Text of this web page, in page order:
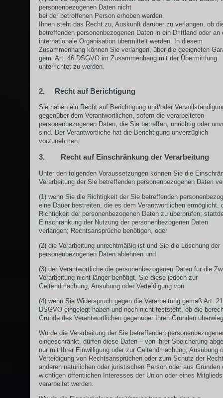
personenbezogenen Daten nicht
bei der betroffenen Person erhoben werden.
Ihnen steht das Recht zu, Auskunft darüber zu verlangen, ob
betreffenden personenbezogenen Daten in ein Drittland oder an
internationale Organisation übermittelt werden. In diesem
Zusammenhang können Sie verlangen, über die geeigneten
gem. Art. 46 DSGVO im Zusammenhang mit der Übermittlung
unterrichtet zu werden.
2. Recht auf Berichtigung
Sie haben ein Recht auf Berichtigung und/oder
gegenüber dem Verantwortlichen, sofern die verarbeiteten
personenbezogenen Daten, die Sie betreffen, unrichtig oder
sind. Der Verantwortliche hat die Berichtigung unverzüglich
vorzunehmen.
3. Recht auf Einschränkung der Verarbeitung
Unter den folgenden Voraussetzungen können Sie die
Verarbeitung der Sie betreffenden personenbezogenen Daten
(1) wenn Sie die Richtigkeit der Sie betreffenden
eine Dauer bestreiten, die es dem Verantwortlichen ermöglicht,
Richtigkeit der personenbezogenen Daten zu überprüfen;
Einschränkung der Nutzung der personenbezogenen Daten
verlangen; Rechtsansprüche benötigen, oder
(2) die Verarbeitung unrechtmäßig ist und Sie die Löschung der
personenbezogenen Daten ablehnen und
(3) der Verantwortliche die personenbezogenen Daten für die
Verarbeitung nicht länger benötigt, Sie diese jedoch zur
Geltendmachung, Ausübung oder Verteidigung von
(4) wenn Sie Widerspruch gegen die Verarbeitung gemäß Art.
DSGVO eingelegt haben und noch nicht feststeht, ob die
Gründe des Verantwortlichen gegenüber Ihren Gründen
Wurde die Verarbeitung der Sie betreffenden
eingeschränkt, dürfen diese Daten – von ihrer Speicherung
nur mit Ihrer Einwilligung oder zur Geltendmachung, Ausübung
Verteidigung von Rechtsansprüchen oder zum Schutz der
anderen natürlichen oder juristischen Person oder aus Gründen
wichtigen öffentlichen Interesses der Union oder eines
verarbeitet werden.